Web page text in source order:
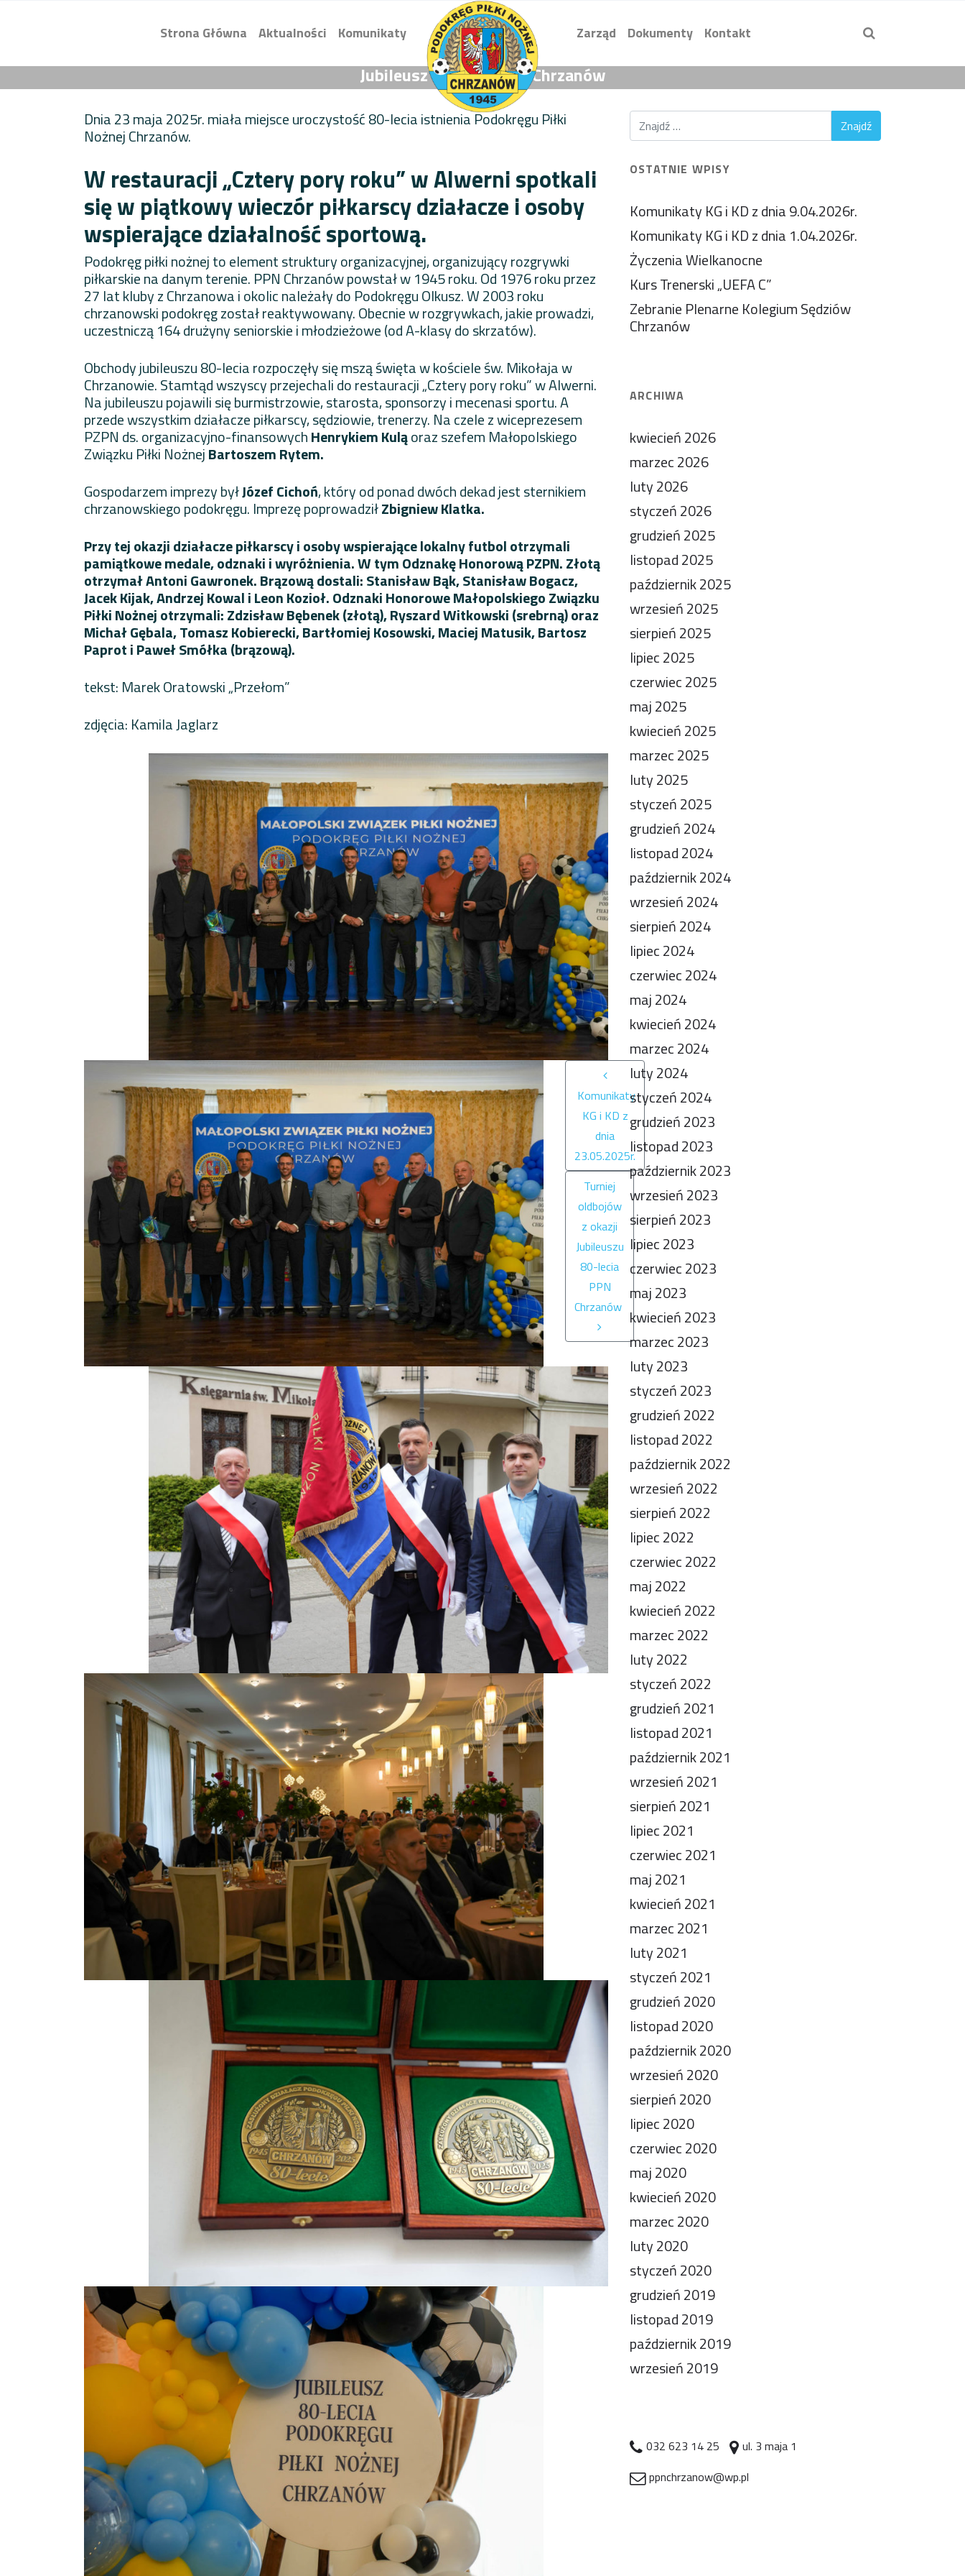
Strona Główna Aktualności Komunikaty Zarząd Dokumenty Kontakt
Jubileusz 80-lecia PPN Chrzanów
Dnia 23 maja 2025r. miała miejsce uroczystość 80-lecia istnienia Podokręgu Piłki
Nożnej Chrzanów.
W restauracji „Cztery pory roku” w Alwerni spotkali
się w piątkowy wieczór piłkarscy działacze i osoby
wspierające działalność sportową.
Podokręg piłki nożnej to element struktury organizacyjnej, organizujący rozgrywki
piłkarskie na danym terenie. PPN Chrzanów powstał w 1945 roku. Od 1976 roku przez
27 lat kluby z Chrzanowa i okolic należały do Podokręgu Olkusz. W 2003 roku
chrzanowski podokręg został reaktywowany. Obecnie w rozgrywkach, jakie prowadzi,
uczestniczą 164 drużyny seniorskie i młodzieżowe (od A-klasy do skrzatów).
Obchody jubileuszu 80-lecia rozpoczęły się mszą święta w kościele św. Mikołaja w
Chrzanowie. Stamtąd wszyscy przejechali do restauracji „Cztery pory roku” w Alwerni.
Na jubileuszu pojawili się burmistrzowie, starosta, sponsorzy i mecenasi sportu. A
przede wszystkim działacze piłkarscy, sędziowie, trenerzy. Na czele z wiceprezesem
PZPN ds. organizacyjno-finansowychHenrykiem Kuląoraz szefem Małopolskiego
Związku Piłki NożnejBartoszem Rytem.
Gospodarzem imprezy byłJózef Cichoń, który od ponad dwóch dekad jest sternikiem
chrzanowskiego podokręgu. Imprezę poprowadziłZbigniew Klatka.
Przy tej okazji działacze piłkarscy i osoby wspierające lokalny futbol otrzymali
pamiątkowe medale, odznaki i wyróżnienia. W tym Odznakę Honorową PZPN. Złotą
otrzymał Antoni Gawronek. Brązową dostali: Stanisław Bąk, Stanisław Bogacz,
Jacek Kijak, Andrzej Kowal i Leon Kozioł. Odznaki Honorowe Małopolskiego Związku
Piłki Nożnej otrzymali: Zdzisław Bębenek (złotą), Ryszard Witkowski (srebrną) oraz
Michał Gębala, Tomasz Kobierecki, Bartłomiej Kosowski, Maciej Matusik, Bartosz
Paprot i Paweł Smółka (brązową).
tekst: Marek Oratowski „Przełom”
zdjęcia: Kamila Jaglarz
Nawigacja po wpisach
Komunikaty
KG i KD z
dnia
23.05.2025r.
Turniej
oldbojów
z okazji
Jubileuszu
80-lecia
PPN
Chrzanów
OSTATNIE WPISY
Komunikaty KG i KD z dnia 9.04.2026r.
Komunikaty KG i KD z dnia 1.04.2026r.
Życzenia Wielkanocne
Kurs Trenerski „UEFA C”
Zebranie Plenarne Kolegium Sędziów
Chrzanów
ARCHIWA
kwiecień 2026
marzec 2026
luty 2026
styczeń 2026
grudzień 2025
listopad 2025
październik 2025
wrzesień 2025
sierpień 2025
lipiec 2025
czerwiec 2025
maj 2025
kwiecień 2025
marzec 2025
luty 2025
styczeń 2025
grudzień 2024
listopad 2024
październik 2024
wrzesień 2024
sierpień 2024
lipiec 2024
czerwiec 2024
maj 2024
kwiecień 2024
marzec 2024
luty 2024
styczeń 2024
grudzień 2023
listopad 2023
październik 2023
wrzesień 2023
sierpień 2023
lipiec 2023
czerwiec 2023
maj 2023
kwiecień 2023
marzec 2023
luty 2023
styczeń 2023
grudzień 2022
listopad 2022
październik 2022
wrzesień 2022
sierpień 2022
lipiec 2022
czerwiec 2022
maj 2022
kwiecień 2022
marzec 2022
luty 2022
styczeń 2022
grudzień 2021
listopad 2021
październik 2021
wrzesień 2021
sierpień 2021
lipiec 2021
czerwiec 2021
maj 2021
kwiecień 2021
marzec 2021
luty 2021
styczeń 2021
grudzień 2020
listopad 2020
październik 2020
wrzesień 2020
sierpień 2020
lipiec 2020
czerwiec 2020
maj 2020
kwiecień 2020
marzec 2020
luty 2020
styczeń 2020
grudzień 2019
listopad 2019
październik 2019
wrzesień 2019
032 623 14 25
ul. 3 maja 1
ppnchrzanow@wp.pl